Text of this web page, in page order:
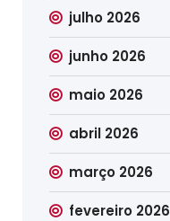
julho 2026
junho 2026
maio 2026
abril 2026
março 2026
fevereiro 2026